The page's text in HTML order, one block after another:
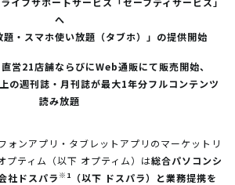
へ
題・スマホ使い放題（タブホ）」の提供開始
営21店舗ならびにWeb通販にて販売開始、
の週刊誌・月刊誌が最大1年分フルコンテンツ
読み放題
ォンアプリ・タブレットアプリのマーケットリ
プティム（以下 オプティム）は総合パソコンシ
社ドスパラ ※1
（以下 ドスパラ）と業務提携を